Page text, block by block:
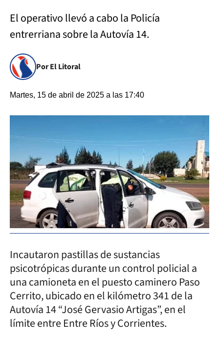
El operativo llevó a cabo la Policía
entrerriana sobre la Autovía 14.
Por El Litoral
Martes, 15 de abril de 2025 a las 17:40
Incautaron pastillas de sustancias
psicotrópicas durante un control policial a
una camioneta en el puesto caminero Paso
Cerrito, ubicado en el kilómetro 341 de la
Autovía 14 “José Gervasio Artigas”, en el
límite entre Entre Ríos y Corrientes.